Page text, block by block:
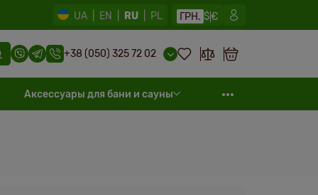
UA EN RU PL ГРН. $€
+38 (050) 325 72 02
Аксессуары для бани и сауны